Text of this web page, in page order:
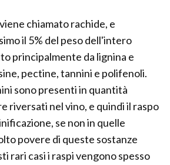
chiamato rachide, e
il 5% del peso dell'intero
principalmente da lignina e
pectine, tannini e polifenoli.
sono presenti in quantità
riversati nel vino, e quindi il raspo
se non in quelle
povere di queste sostanze
rari casi i raspi vengono spesso